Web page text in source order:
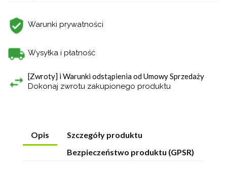
Warunki prywatności
Wysyłka i płatność
[Zwroty] i Warunki odstąpienia od Umowy Sprzedaży
Dokonaj zwrotu zakupionego produktu
Opis
Szczegóły produktu
Bezpieczeństwo produktu (GPSR)